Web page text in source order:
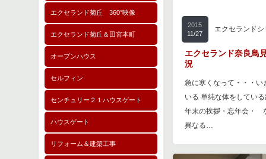
エクセランド菊丘 360°映像
エクセランド菊丘＆田宮本町
オープンハウス
セルフィン
センチュリー２１ハウスゲート
ハウスゲート
リフォーム＆建築工事
2015
11/27
エクセランドシ
エクセランド奈良鳥
況
急に寒くなって・・・い
いる 単純な体をしてい
年末の挨拶・忘年会・
異なる…